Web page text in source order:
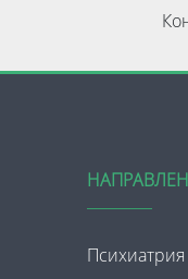
Психиатрия